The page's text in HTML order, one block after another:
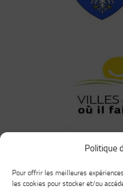
Politique
Pour offrir les meilleures
les cookies pour stocker et/ou